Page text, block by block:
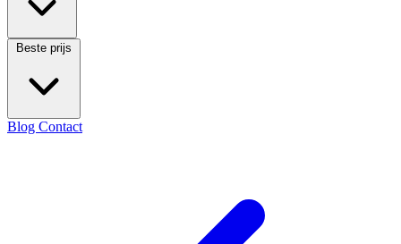
Beste prijs
Blog Contact